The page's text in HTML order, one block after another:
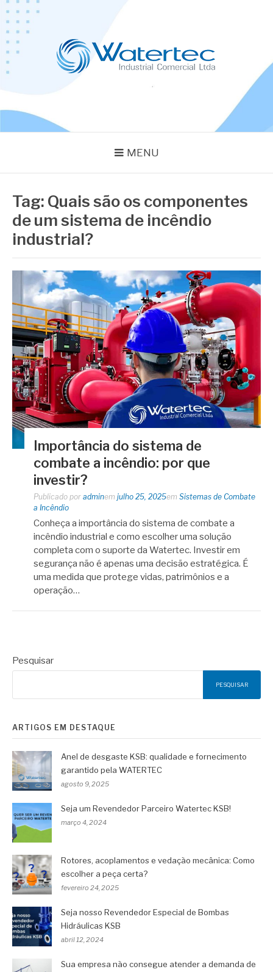
Pular
para
conteúdo
MENU
Tag: Quais são os componentes
de um sistema de incêndio
industrial?
Importância do sistema de
combate a incêndio: por que
investir?
Publicado por adminem julho 25, 2025em Sistemas de Combate
a Incêndio
Conheça a importância do sistema de combate a
incêndio industrial e como escolher uma solução
completa com o suporte da Watertec. Investir em
segurança não é apenas uma decisão estratégica. É
uma medida que protege vidas, patrimônios e a
operação…
Pesquisar
PESQUISAR
ARTIGOS EM DESTAQUE
Anel de desgaste KSB: qualidade e fornecimento
garantido pela WATERTEC
agosto 9, 2025
Seja um Revendedor Parceiro Watertec KSB!
março 4, 2024
Rotores, acoplamentos e vedação mecânica: Como
escolher a peça certa?
fevereiro 24, 2025
Seja nosso Revendedor Especial de Bombas
Hidráulicas KSB
abril 12, 2024
Sua empresa não consegue atender a demanda de